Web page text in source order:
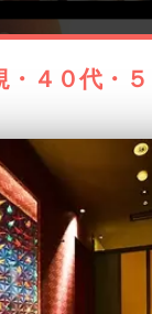
・４０代・